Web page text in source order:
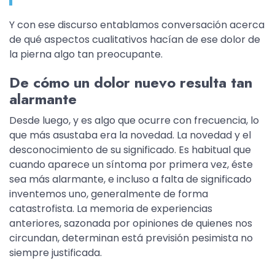
Y con ese discurso entablamos conversación acerca
de qué aspectos cualitativos hacían de ese dolor de
la pierna algo tan preocupante.
De cómo un dolor nuevo resulta tan
alarmante
Desde luego, y es algo que ocurre con frecuencia, lo
que más asustaba era la novedad. La novedad y el
desconocimiento de su significado. Es habitual que
cuando aparece un síntoma por primera vez, éste
sea más alarmante, e incluso a falta de significado
inventemos uno, generalmente de forma
catastrofista. La memoria de experiencias
anteriores, sazonada por opiniones de quienes nos
circundan, determinan está previsión pesimista no
siempre justificada.